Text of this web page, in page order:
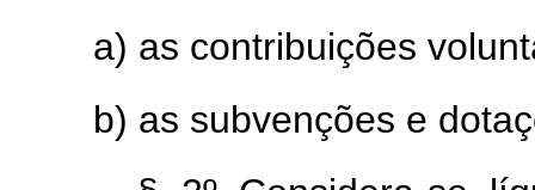
a) as contribuições
b) as subvenções e